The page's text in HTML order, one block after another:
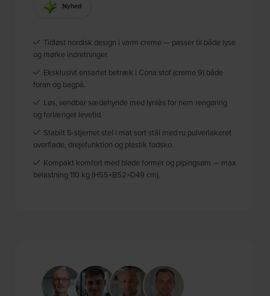
Nyhed
Tidløst nordisk design i varm creme — passer til både lyse
og mørke indretninger.
Eksklusivt ensartet betræk i Cona stof (creme 9) både
foran og bagpå.
Løs, vendbar sædehynde med lynlås for nem rengøring
og forlænget levetid.
Stabilt 5-stjernet stel i mat sort stål med ru pulverlakeret
overflade, drejefunktion og plastik fodsko.
Kompakt komfort med bløde former og pipingsøm — max
belastning 110 kg (H55×B52×D49 cm).